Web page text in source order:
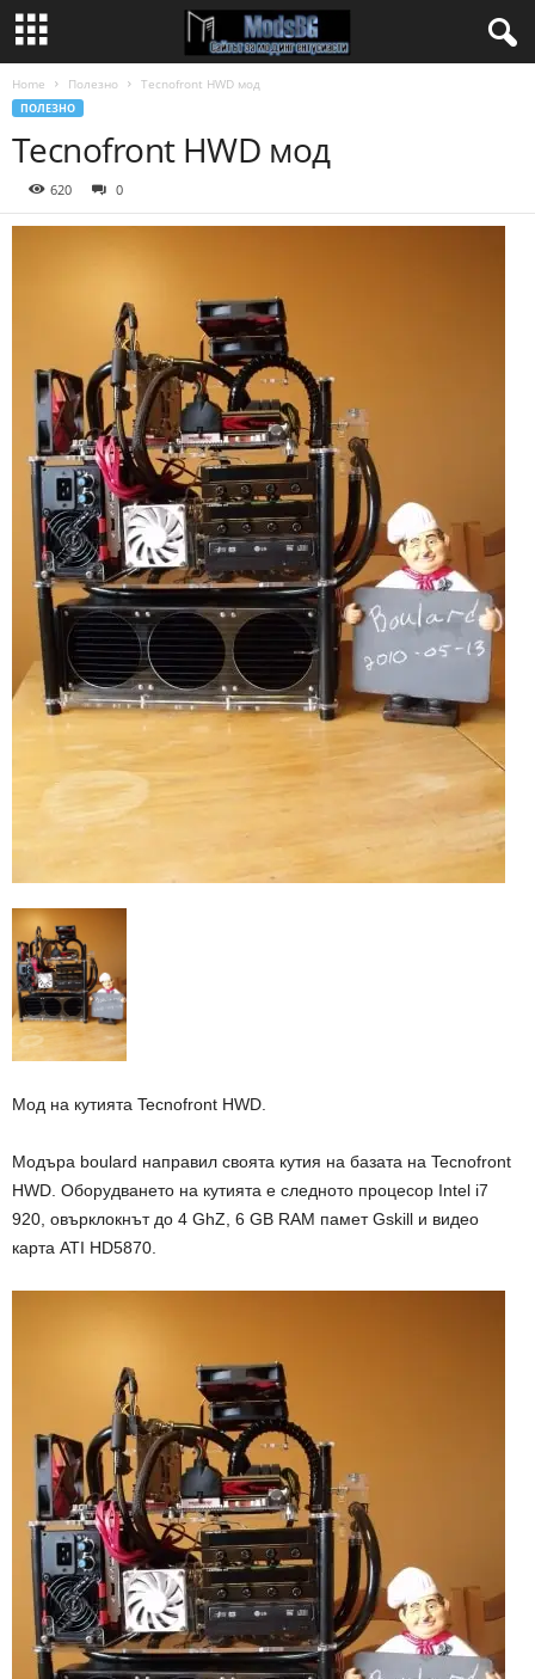
Home Полезно Tecnofront HWD мод
ПОЛЕЗНО
Tecnofront HWD мод
620 0
Мод на кутията Tecnofront HWD.
Модъра boulard направил своята кутия на базата на Tecnofront
HWD. Оборудването на кутията е следното процесор Intel i7
920, овърклокнът до 4 GhZ, 6 GB RAM памет Gskill и видео
карта ATI HD5870.